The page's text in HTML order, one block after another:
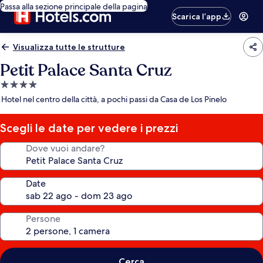
Passa alla sezione principale della pagina
Scarica l’app
Visualizza tutte le strutture
Petit Palace Santa Cruz
Struttura
a
stelle
Hotel nel centro della città, a pochi passi da Casa de Los Pinelo
Scegli le date per vedere i prezzi
Dove vuoi andare?
Date
Persone